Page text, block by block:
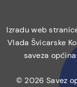
Izradu web
Vlada Švicarske
saveza
© 2026 Savez